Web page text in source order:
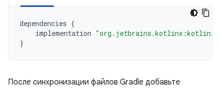
dependencies {
implementation "org.jetbrains.kotlinx:kotlinx-
}
После синхронизации файлов Gradle добавьте